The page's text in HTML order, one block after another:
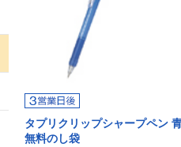
タプリクリップシャープペン
無料のし袋